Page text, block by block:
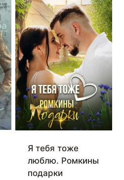
Я тебя тоже
люблю. Ромкины
подарки